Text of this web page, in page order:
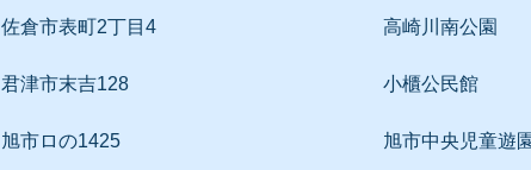
佐倉市表町2丁目4
君津市末吉128
旭市ロの1425
高崎川南公園
小櫃公民館
旭市中央児童遊園